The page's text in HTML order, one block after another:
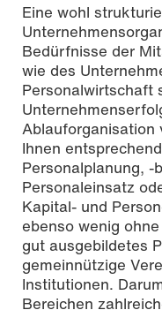
Eine wohl
Bedürfnisse der
wie des
Personalwirtschaft
Ablauforganisation
Ihnen
Personalplanung,
Personaleinsatz
Kapital- und
ebenso wenig
gut ausgebildetes
gemeinnützige
Institutionen.
Bereichen